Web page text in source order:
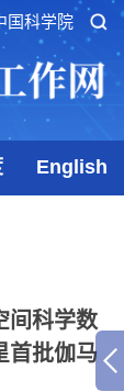
国科学院
English
间科学数
首批伽马